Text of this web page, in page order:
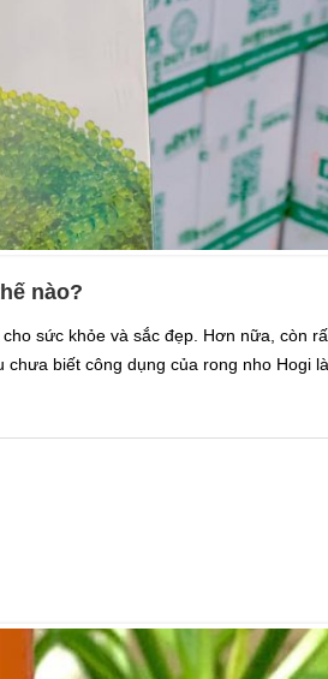
nào?
sức khỏe và sắc đẹp. Hơn nữa, còn
biết công dụng của rong nho Hogi